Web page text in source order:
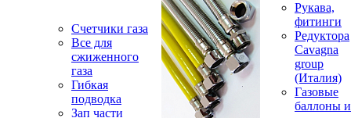
Счетчики газа
Все для
сжиженного
газа
Гибкая
подводка
Зап части
Рукава,
фитинги
Редуктора
Cavagna
group
(Италия)
Газовые
баллоны и